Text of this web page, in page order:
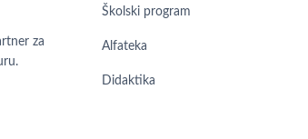
za
Školski program
Alfateka
Didaktika